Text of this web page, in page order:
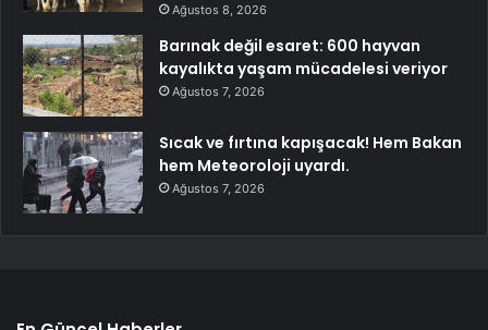
Ağustos 8, 2026
Barınak değil esaret: 600 hayvan
kayalıkta yaşam mücadelesi veriyor
Ağustos 7, 2026
Sıcak ve fırtına kapışacak! Hem Bakan
hem Meteoroloji uyardı.
Ağustos 7, 2026